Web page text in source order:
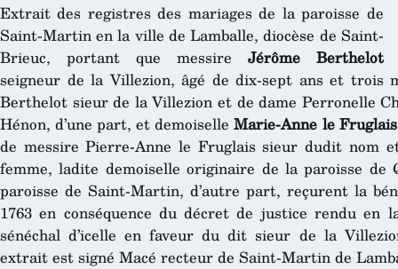
Extrait des registres des mariages de la paroisse de
Saint-Martin en la ville de Lamballe, diocèse de Saint-
Brieuc, portant que messire Jérôme Berthelot
seigneur de la Villezion, âgé de dix-sept ans et trois
Berthelot sieur de la Villezion et de dame Perronelle
Hénon, d’une part, et demoiselleMarie-Anne le Fruglais
de messire Pierre-Anne le Fruglais sieur dudit nom
femme, ladite demoiselle originaire de la paroisse de
paroisse de Saint-Martin, d’autre part, reçurent la
1763 en conséquence du décret de justice rendu
sénéchal d’icelle en faveur du dit sieur de la
extrait est signé Macé recteur de Saint-Martin de